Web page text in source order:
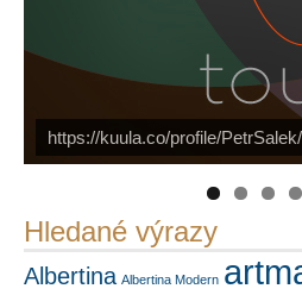
https://kuula.co/profile/
Náš mediální partner
Hledané výrazy
Albertina Albertina Modern